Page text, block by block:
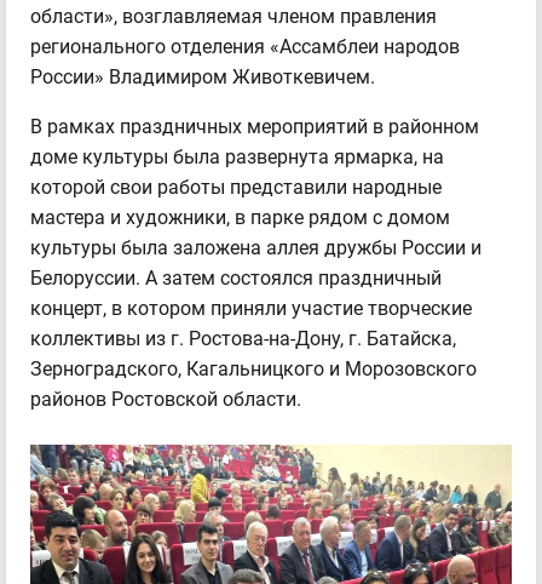
области», возглавляемая членом правления
регионального отделения «Ассамблеи народов
России» Владимиром Животкевичем.
В рамках праздничных мероприятий в районном
доме культуры была развернута ярмарка, на
которой свои работы представили народные
мастера и художники, в парке рядом с домом
культуры была заложена аллея дружбы России и
Белоруссии. А затем состоялся праздничный
концерт, в котором приняли участие творческие
коллективы из г. Ростова-на-Дону, г. Батайска,
Зерноградского, Кагальницкого и Морозовского
районов Ростовской области.